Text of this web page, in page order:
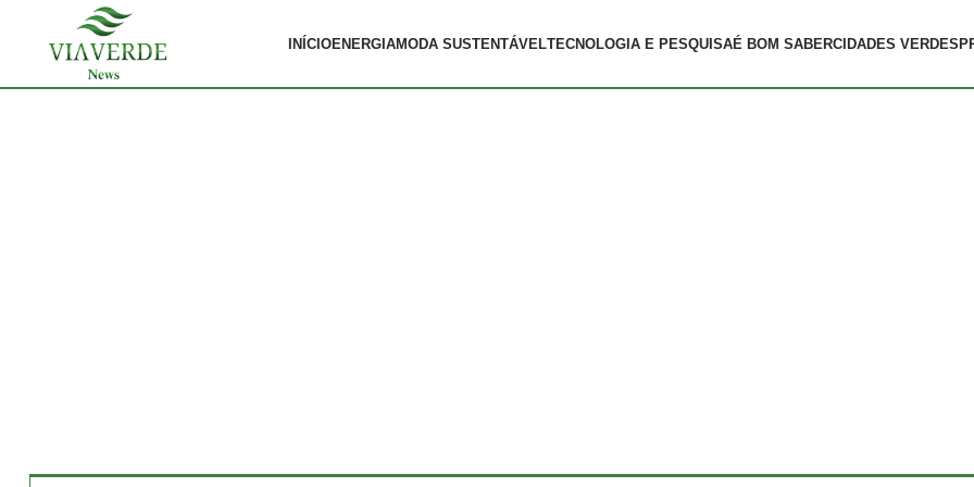
INÍCIOENERGIAMODA SUSTENTÁVELTECNOLOGIA E PESQUISAÉ BOM SABERCIDADES VERDES